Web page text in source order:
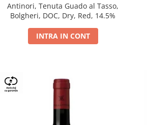
Antinori, Tenuta Guado al Tasso,
Bolgheri, DOC, Dry, Red, 14.5%
INTRA IN CONT